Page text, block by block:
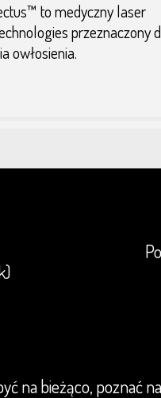
to medyczny laser
przeznaczony
owłosienia.
na bieżąco, poznać